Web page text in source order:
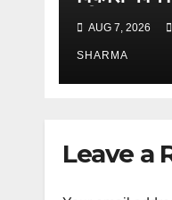
की साफ-
निरीक्षण
AUG 7, 2026
SHARMA
Leave a